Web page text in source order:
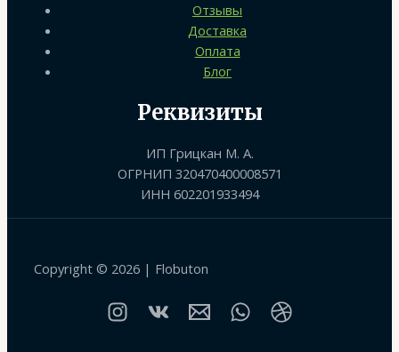
Отзывы
Доставка
Оплата
Блог
Реквизиты
ИП Грицкан М. А.
ОГРНИП 320470400008571
ИНН 602201933494
Copyright © 2026 | Flobuton